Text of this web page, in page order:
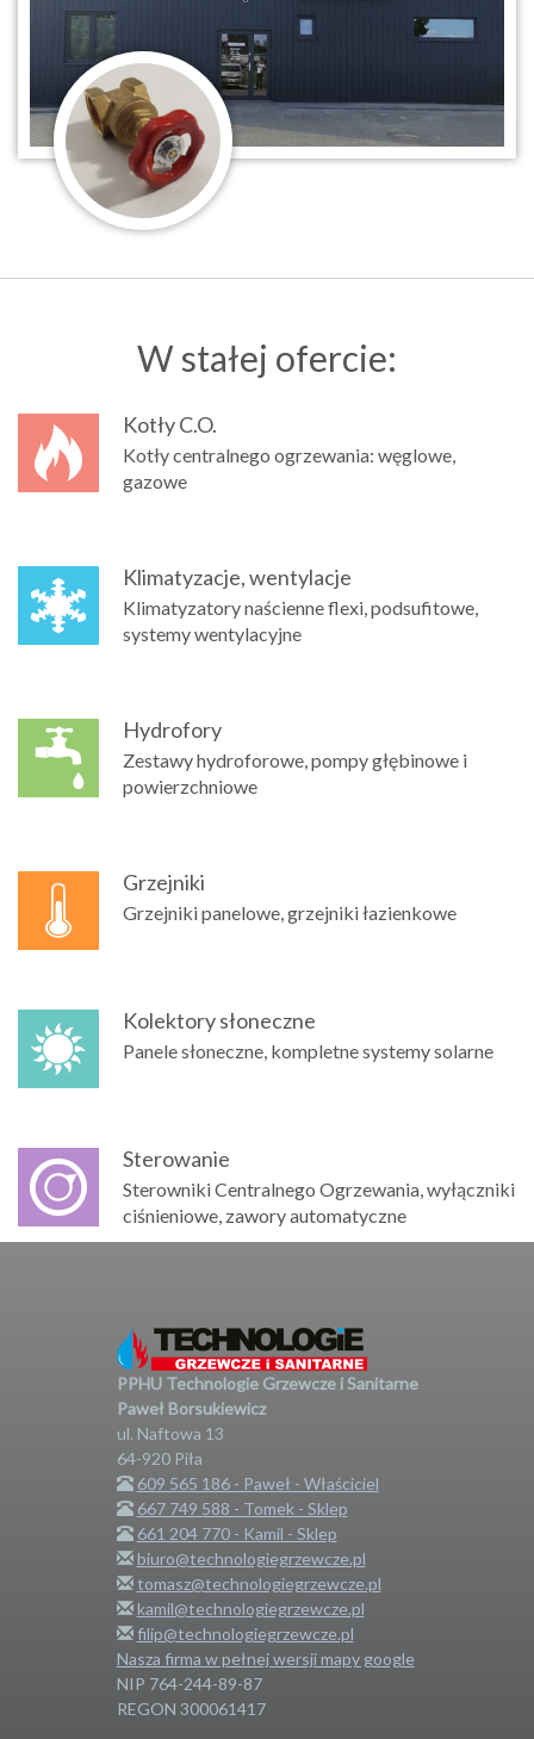
W stałej ofercie:
Kotły C.O.
Kotły centralnego ogrzewania: węglowe,
gazowe
Klimatyzacje, wentylacje
Klimatyzatory naścienne flexi, podsufitowe,
systemy wentylacyjne
Hydrofory
Zestawy hydroforowe, pompy głębinowe i
powierzchniowe
Grzejniki
Grzejniki panelowe, grzejniki łazienkowe
Kolektory słoneczne
Panele słoneczne, kompletne systemy solarne
Sterowanie
Sterowniki Centralnego Ogrzewania, wyłączniki
ciśnieniowe, zawory automatyczne
PPHU Technologie Grzewcze i Sanitarne
Paweł Borsukiewicz
ul. Naftowa 13
64-920 Piła
609 565 186 - Paweł - Właściciel
667 749 588 - Tomek - Sklep
661 204 770 - Kamil - Sklep
biuro@technologiegrzewcze.pl
tomasz@technologiegrzewcze.pl
kamil@technologiegrzewcze.pl
filip@technologiegrzewcze.pl
Nasza firma w pełnej wersji mapy google
NIP 764-244-89-87
REGON 300061417